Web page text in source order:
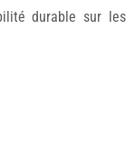
durable sur les